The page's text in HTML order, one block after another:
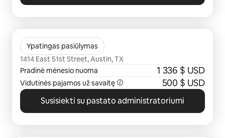
Ypatingas pasiūlymas
Solomon
1414 East 51st Street, Austin, TX
Pradinė mėnesio nuoma
1 336 $ USD
Vidutinės pajamos už savaitę 500 $ USD
Susisiekti su pastato administratoriumi